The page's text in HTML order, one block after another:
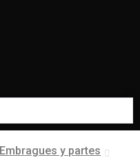
Embragues y partes